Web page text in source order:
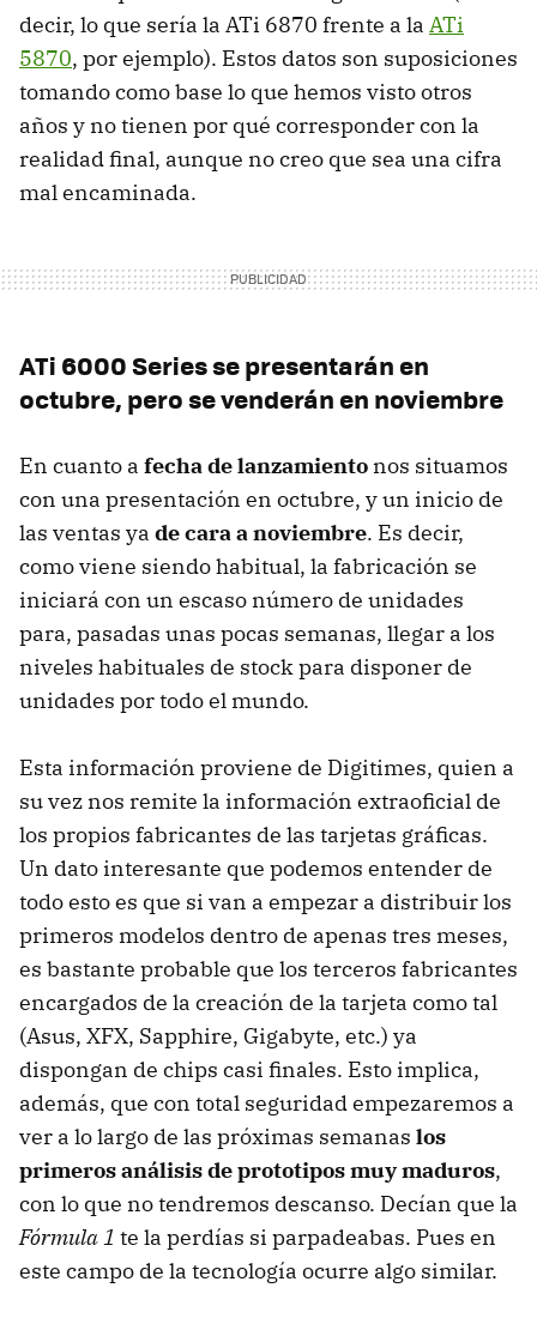
decir, lo que sería la ATi 6870 frente a la ATi
5870, por ejemplo). Estos datos son suposiciones
tomando como base lo que hemos visto otros
años y no tienen por qué corresponder con la
realidad final, aunque no creo que sea una cifra
mal encaminada.
ATi 6000 Series se presentarán en
octubre, pero se venderán en noviembre
En cuanto a fecha de lanzamiento nos situamos
con una presentación en octubre, y un inicio de
las ventas ya de cara a noviembre. Es decir,
como viene siendo habitual, la fabricación se
iniciará con un escaso número de unidades
para, pasadas unas pocas semanas, llegar a los
niveles habituales de stock para disponer de
unidades por todo el mundo.
Esta información proviene de Digitimes, quien a
su vez nos remite la información extraoficial de
los propios fabricantes de las tarjetas gráficas.
Un dato interesante que podemos entender de
todo esto es que si van a empezar a distribuir los
primeros modelos dentro de apenas tres meses,
es bastante probable que los terceros fabricantes
encargados de la creación de la tarjeta como tal
(Asus, XFX, Sapphire, Gigabyte, etc.) ya
dispongan de chips casi finales. Esto implica,
además, que con total seguridad empezaremos a
ver a lo largo de las próximas semanas los
primeros análisis de prototipos muy maduros,
con lo que no tendremos descanso. Decían que la
Fórmula 1 te la perdías si parpadeabas. Pues en
este campo de la tecnología ocurre algo similar.